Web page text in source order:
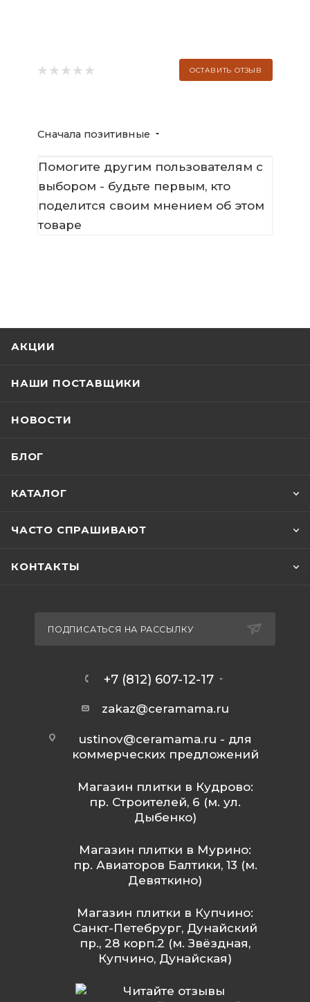
ОСТАВИТЬ ОТЗЫВ
Сначала позитивные
Помогите другим пользователям с
выбором - будьте первым, кто
поделится своим мнением об этом
товаре
АКЦИИ
НАШИ ПОСТАВЩИКИ
НОВОСТИ
БЛОГ
КАТАЛОГ
ЧАСТО СПРАШИВАЮТ
КОНТАКТЫ
ПОДПИСАТЬСЯ НА РАССЫЛКУ
+7 (812) 607-12-17
zakaz@ceramama.ru
ustinov@ceramama.ru - для
коммерческих предложений
Магазин плитки в Кудрово:
пр. Строителей, 6 (м. ул.
Дыбенко)
Магазин плитки в Мурино:
пр. Авиаторов Балтики, 13 (м.
Девяткино)
Магазин плитки в Купчино:
Санкт-Петебрург, Дунайский
пр., 28 корп.2 (м. Звёздная,
Купчино, Дунайская)